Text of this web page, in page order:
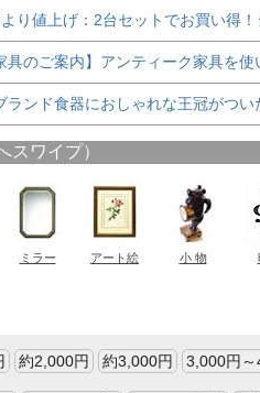
より値上げ：2台セットでお買い得
具のご案内】アンティーク家具を
ランド食器におしゃれな王冠がつ
約2,000円 約3,000円 3,000円～